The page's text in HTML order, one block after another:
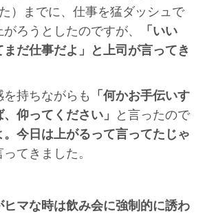
）までに、仕事を猛ダッシュで
ろうとしたのですが、
「いい
だ仕事だよ」と上司が言ってき
持ちながらも 「何かお手伝いす
仰ってください」 と言ったので
。今日は上がるって言ってたじゃ
ってきました。
ヒマな時は飲み会に強制的に誘わ